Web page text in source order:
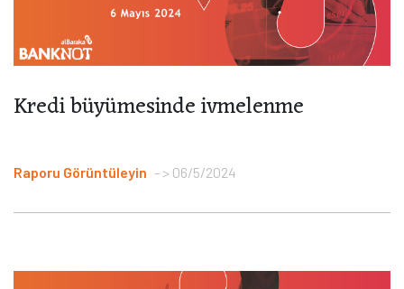
Kredi büyümesinde ivmelenme
Raporu Görüntüleyin > 06/5/2024